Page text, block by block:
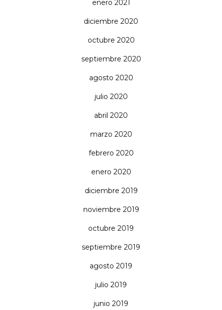
enero 2021
diciembre 2020
octubre 2020
septiembre 2020
agosto 2020
julio 2020
abril 2020
marzo 2020
febrero 2020
enero 2020
diciembre 2019
noviembre 2019
octubre 2019
septiembre 2019
agosto 2019
julio 2019
junio 2019